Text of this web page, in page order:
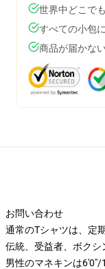
世界中どこで
すべての小包
商品が届かな
お問い合わせ
通常のTシャツは、定
伝統、受益者、ボクシ
男性のマネキンは